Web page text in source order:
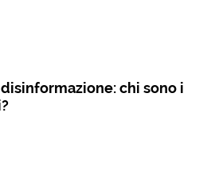
chi sono i